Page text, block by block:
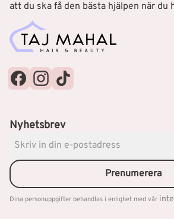
att du ska få den bästa hjälpen när du
Nyhetsbrev
Prenumerera
Dina personuppgifter behandlas i enlighet med vår